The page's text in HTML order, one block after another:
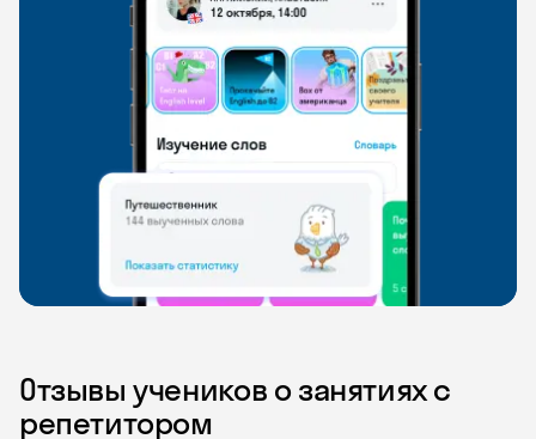
Отзывы учеников о занятиях с
репетитором